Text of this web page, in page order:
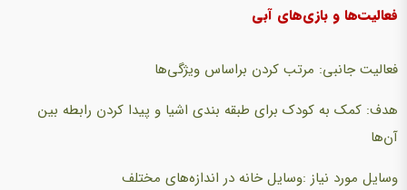
فعالیت‌ها و بازی‌های آبی
فعالیت جانبی:‌ مرتب کردن براساس ویژگی‌ها
هدف: کمک به کودک برای طبقه بندی اشیا و پیدا کردن رابطه بین
آن‌ها
وسایل مورد نیاز :وسایل خانه در اندازه‌های مختلف